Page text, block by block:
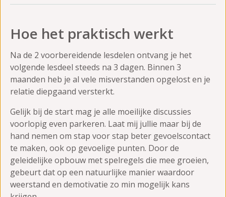
Hoe het praktisch werkt
Na de 2 voorbereidende lesdelen ontvang je het
volgende lesdeel steeds na 3 dagen. Binnen 3
maanden heb je al vele misverstanden opgelost en je
relatie diepgaand versterkt.
Gelijk bij de start mag je alle moeilijke discussies
voorlopig even parkeren. Laat mij jullie maar bij de
hand nemen om stap voor stap beter gevoelscontact
te maken, ook op gevoelige punten. Door de
geleidelijke opbouw met spelregels die mee groeien,
gebeurt dat op een natuurlijke manier waardoor
weerstand en demotivatie zo min mogelijk kans